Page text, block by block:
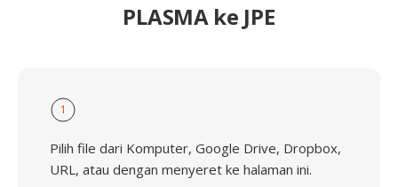
PLASMA ke JPE
1
Pilih file dari Komputer, Google Drive, Dropbox,
URL, atau dengan menyeret ke halaman ini.